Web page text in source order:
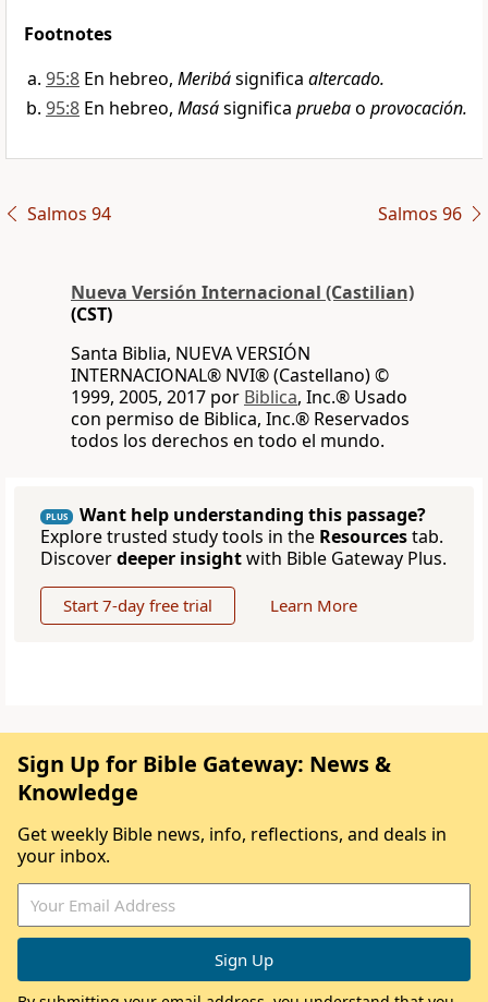
Footnotes
95:8 En hebreo, Meribásignifica altercado.
95:8 En hebreo, Masásignifica pruebao provocación.
Salmos 94 Salmos 96
Nueva Versión Internacional (Castilian)
(CST)
Santa Biblia, NUEVA VERSIÓN
INTERNACIONAL® NVI® (Castellano) ©
1999, 2005, 2017 por Biblica, Inc.® Usado
con permiso de Biblica, Inc.® Reservados
todos los derechos en todo el mundo.
PLUS
Want help understanding this passage?
Explore trusted study tools in the Resourcestab.
Discoverdeeper insightwith Bible Gateway Plus.
Start 7-day free trial Learn More
Sign Up for Bible Gateway: News &
Knowledge
Get weekly Bible news, info, reflections, and deals in
your inbox.